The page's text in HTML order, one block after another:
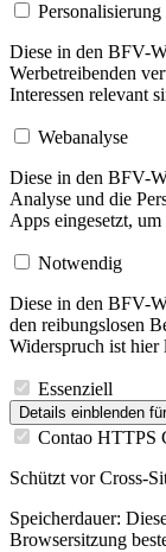
Personalisierung
Diese in den BFV-
Werbetreibenden
Interessen relevant
Webanalyse
Diese in den BFV-
Analyse und die
Apps eingesetzt,
Notwendig
Diese in den BFV-
den reibungslosen
Widerspruch ist
Essenziell
Details einblenden
Contao HTTPS
Schützt vor Cross-
Speicherdauer:
Browsersitzung